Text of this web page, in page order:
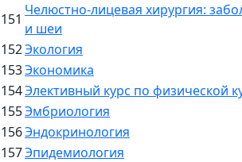
151
Челюстно-лицевая хирургия:
и шеи
152Экология
153Экономика
154Элективный курс по физической
155Эмбриология
156Эндокринология
157Эпидемиология